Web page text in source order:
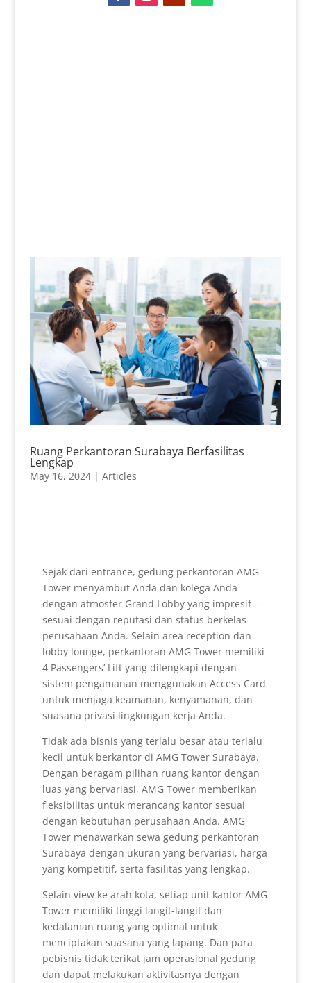
Ruang Perkantoran Surabaya Berfasilitas
Lengkap
May 16, 2024| Articles
Sejak dari entrance, gedung perkantoran AMG
Tower menyambut Anda dan kolega Anda
dengan atmosfer Grand Lobby yang impresif —
sesuai dengan reputasi dan status berkelas
perusahaan Anda. Selain area reception dan
lobby lounge, perkantoran AMG Tower memiliki
4 Passengers’ Lift yang dilengkapi dengan
sistem pengamanan menggunakan Access Card
untuk menjaga keamanan, kenyamanan, dan
suasana privasi lingkungan kerja Anda.
Tidak ada bisnis yang terlalu besar atau terlalu
kecil untuk berkantor di AMG Tower Surabaya.
Dengan beragam pilihan ruang kantor dengan
luas yang bervariasi, AMG Tower memberikan
fleksibilitas untuk merancang kantor sesuai
dengan kebutuhan perusahaan Anda. AMG
Tower menawarkan sewa gedung perkantoran
Surabaya dengan ukuran yang bervariasi, harga
yang kompetitif, serta fasilitas yang lengkap.
Selain view ke arah kota, setiap unit kantor AMG
Tower memiliki tinggi langit-langit dan
kedalaman ruang yang optimal untuk
menciptakan suasana yang lapang. Dan para
pebisnis tidak terikat jam operasional gedung
dan dapat melakukan aktivitasnya dengan